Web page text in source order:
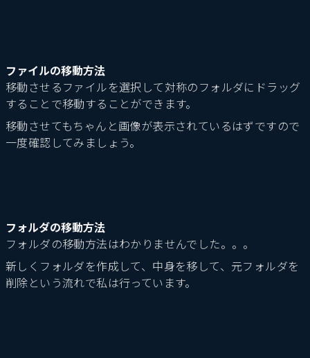
ファイルの移動方法
移動させるファイルを選択して対称のフォルダにドラッグ
することで移動することができます。
移動させてもちゃんと画像が表示されているはずですので
一度確認してみましょう。
フォルダの移動方法
フォルダの移動方法はわかりませんでした。。。
新しくフォルダを作成して、中身を移して、元フォルダを
削除という流れで私は行っています。